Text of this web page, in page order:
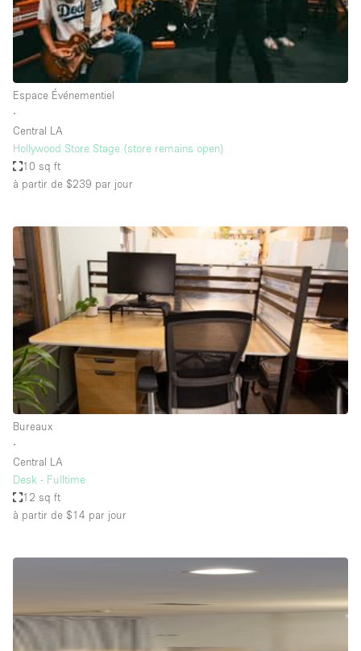
Partagé
Type de l'espace
Atelier
Autre
Boutique / Magasin
Boutique en Partage
Bureaux
Camion / Fourgon
Commerce
Container
Entrepôt / Espace Stockage / Box
Espace Atypique / Unique
Espace Publicitaire
Espace Événementiel
Maison / Villa / Hôtel Particulier
Espace Événementiel
∙
Central LA
Hollywood Store Stage (store remains open)
10 sq ft
à partir de $239 par jour
Bureaux
∙
Central LA
Desk - Fulltime
12 sq ft
à partir de $14 par jour